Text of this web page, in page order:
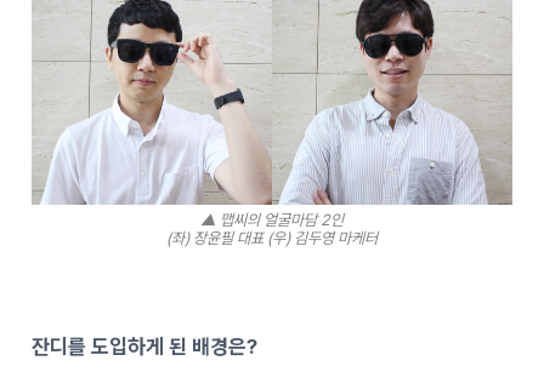
▲ 맵씨의 얼굴마담 2인
(좌) 장윤필 대표 (우) 김두영 마케터
잔디를 도입하게 된 배경은?